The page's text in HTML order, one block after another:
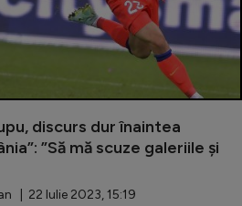
discurs dur înaintea
”Să mă scuze galeriile și
| 22 Iulie 2023, 15:19